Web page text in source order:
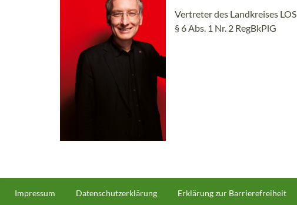
Vertreter des Landkreises LOS
§ 6 Abs. 1 Nr. 2 RegBkPlG
Fußzeilenmenü
Impressum Datenschutzerklärung Erklärung zur Barrierefreiheit